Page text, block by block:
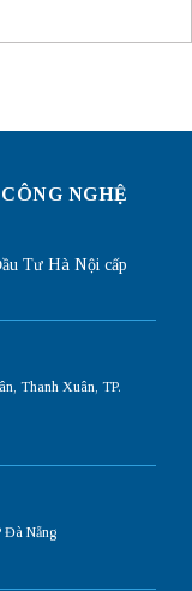
NGHỆ
Tư Hà Nội cấp
Thanh Xuân, TP.
Đà Nẵng